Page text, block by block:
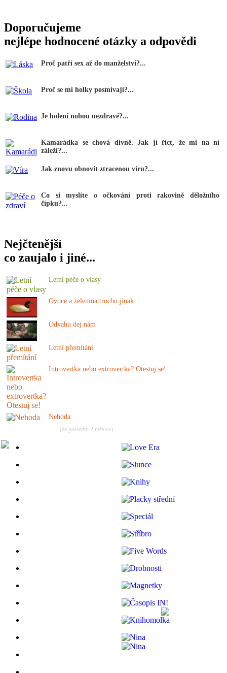
Doporučujeme
nejlépe hodnocené otázky a odpovědi
Proč patří sex až do manželství?...
Proč se mi holky posmívají?...
Je holení nohou nezdravé?...
Kamarádka se chová divně. Jak jí říct, že mi na ní
záleží?...
Jak znovu obnovit ztracenou víru?...
Co si myslíte o očkování proti rakovině děložního
čípku?...
Nejčtenější
co zaujalo i jiné...
Letní péče o vlasy
Ovoce a zelenina trochu jinak
Odvahu dej nám
Letní přemítání
Introvertka nebo extrovertka? Otestuj se!
Nehoda
(za poslední 2 měsíce)